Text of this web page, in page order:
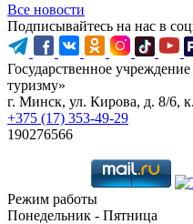
Все новости
Подписывайтесь на нас в
Государственное
туризму»
г. Минск, ул. Кирова, д. 8/6,
+375 (17) 353-49-29
190276566
Режим работы
Понедельник - Пятница